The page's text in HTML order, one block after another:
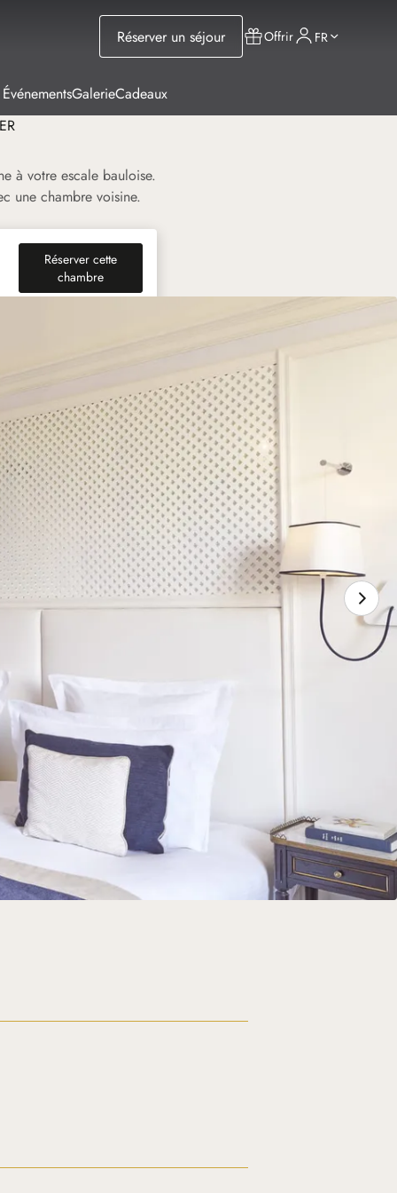
Réserver un séjour Offrir FR
GalerieCadeaux
à votre escale bauloise.
une chambre voisine.
Réserver cette
chambre(nouvel onglet)